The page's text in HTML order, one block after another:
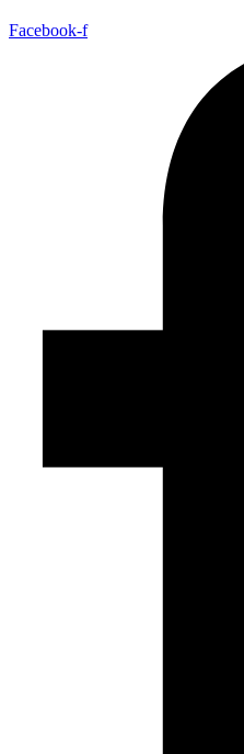
Facebook-f